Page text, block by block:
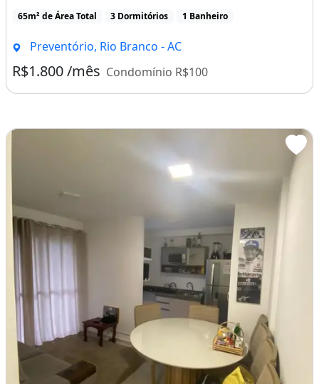
65m² de Área Total 3 Dormitórios 1 Banheiro
Preventório, Rio Branco - AC
R$1.800 /mês Condomínio R$100